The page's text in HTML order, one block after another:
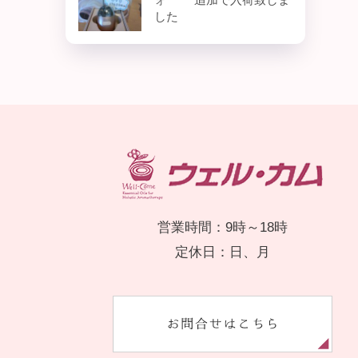
した
営業時間：9時～18時
定休日：日、月